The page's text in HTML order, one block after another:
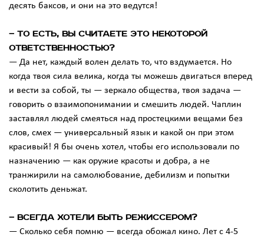
десять баксов, и они на это ведутся!
— То есть, вы считаете это некоторой
ответственностью?
— Да нет, каждый волен делать то, что вздумается. Но
когда твоя сила велика, когда ты можешь двигаться вперед
и вести за собой, ты — зеркало общества, твоя задача —
говорить о взаимопонимании и смешить людей. Чаплин
заставлял людей смеяться над простецкими вещами без
слов, смех — универсальный язык и какой он при этом
красивый! Я бы очень хотел, чтобы его использовали по
назначению — как оружие красоты и добра, а не
транжирили на самолюбование, дебилизм и попытки
сколотить деньжат.
— Всегда хотели быть режиссером?
— Сколько себя помню — всегда обожал кино. Лет с 4-5